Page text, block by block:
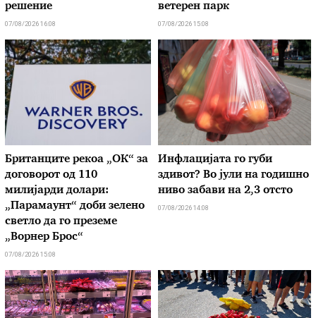
решение
07/08/2026 16:08
ветерен парк
07/08/2026 15:08
Британците рекоа „ОК“ за
договорот од 110
милијарди долари:
„Парамаунт“ доби зелено
светло да го преземе
„Ворнер Брос“
07/08/2026 15:08
Инфлацијата го губи
здивот? Во јули на годишно
ниво забави на 2,3 отсто
07/08/2026 14:08